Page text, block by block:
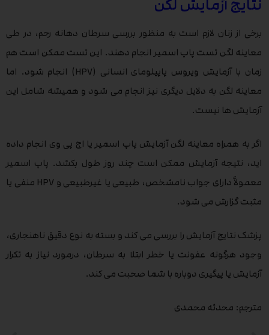
نتایج آزمایش لگن
برخی از زنان لازم است به منظور بررسی سرطان دهانه رحم، در طی
معاینه لگن تست پاپ اسمیر انجام دهند. این تست ممکن است هم
زمان با آزمایش ویروس پاپیلومای انسانی (HPV) انجام شود. اما
معاینه لگن به دلایل دیگری نیز انجام می شود و همیشه شامل این
آزمایش ها نیست.
اگر به همراه معاینه لگن آزمایش پاپ اسمیر یا اچ پی وی انجام داده
اید، نتیجه آزمایش ممکن است چند روز طول بکشد. پاپ اسمیر
معمولاً دارای جواب نامشخص، طبیعی یا غیرطبیعی و HPV منفی یا
مثبت گزارش می شود.
پزشک نتایج آزمایش را بررسی می کند و بسته به نوع دقیق ناهنجاری،
وجود هرگونه عفونت یا خطر ابتلا به سرطان، درمورد نیاز به تکرار
آزمایش یا پیگیری دوباره با شما صحبت می کند.
مترجم: محدثه محمدی